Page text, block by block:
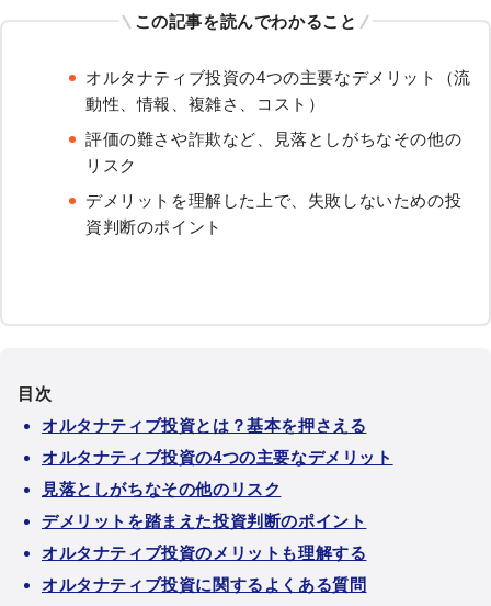
この記事を読んでわかること
オルタナティブ投資の4つの主要なデメリット（流
動性、情報、複雑さ、コスト）
評価の難さや詐欺など、見落としがちなその他の
リスク
デメリットを理解した上で、失敗しないための投
資判断のポイント
目次
オルタナティブ投資とは？基本を押さえる
オルタナティブ投資の4つの主要なデメリット
見落としがちなその他のリスク
デメリットを踏まえた投資判断のポイント
オルタナティブ投資のメリットも理解する
オルタナティブ投資に関するよくある質問